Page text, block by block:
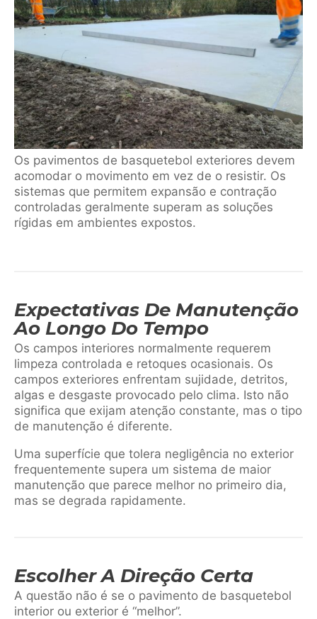
Os pavimentos de basquetebol exteriores devem
acomodar o movimento em vez de o resistir. Os
sistemas que permitem expansão e contração
controladas geralmente superam as soluções
rígidas em ambientes expostos.
Expectativas De Manutenção
Ao Longo Do Tempo
Os campos interiores normalmente requerem
limpeza controlada e retoques ocasionais. Os
campos exteriores enfrentam sujidade, detritos,
algas e desgaste provocado pelo clima. Isto não
significa que exijam atenção constante, mas o tipo
de manutenção é diferente.
Uma superfície que tolera negligência no exterior
frequentemente supera um sistema de maior
manutenção que parece melhor no primeiro dia,
mas se degrada rapidamente.
Escolher A Direção Certa
A questão não é se o pavimento de basquetebol
interior ou exterior é “melhor”.